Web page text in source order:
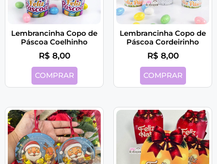
Lembrancinha Copo de
Páscoa Coelhinho
R$ 8,00
COMPRAR
Lembrancinha Copo de
Páscoa Cordeirinho
R$ 8,00
COMPRAR